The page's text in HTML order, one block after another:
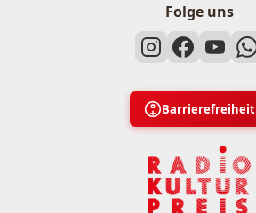
Folge uns
Barrierefreiheit